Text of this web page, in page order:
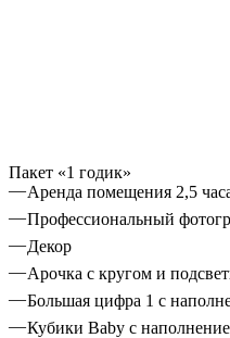
Пакет «1 годик»
Аренда помещения 2,5
Профессиональный
Декор
Арочка с кругом и
Большая цифра 1 с
Кубики Baby с